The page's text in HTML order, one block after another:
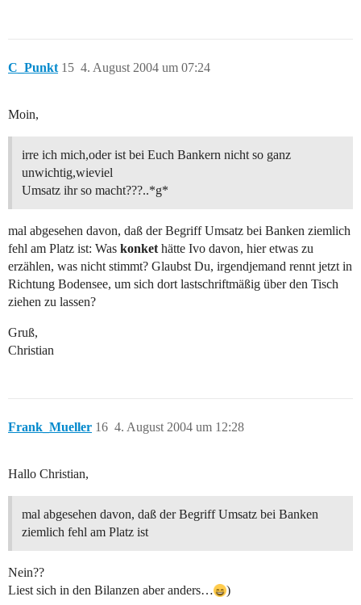
C_Punkt 4. August 2004 um 07:24
15
Moin,
irre ich mich,oder ist bei Euch Bankern nicht so ganz
unwichtig,wieviel
Umsatz ihr so macht???..*g*
mal abgesehen davon, daß der Begriff Umsatz bei Banken ziemlich
fehl am Platz ist: Was konket hätte Ivo davon, hier etwas zu
erzählen, was nicht stimmt? Glaubst Du, irgendjemand rennt jetzt in
Richtung Bodensee, um sich dort lastschriftmäßig über den Tisch
ziehen zu lassen?
Gruß,
Christian
Frank_Mueller 4. August 2004 um 12:28
16
Hallo Christian,
mal abgesehen davon, daß der Begriff Umsatz bei Banken
ziemlich fehl am Platz ist
Nein??
Liest sich in den Bilanzen aber anders…
)